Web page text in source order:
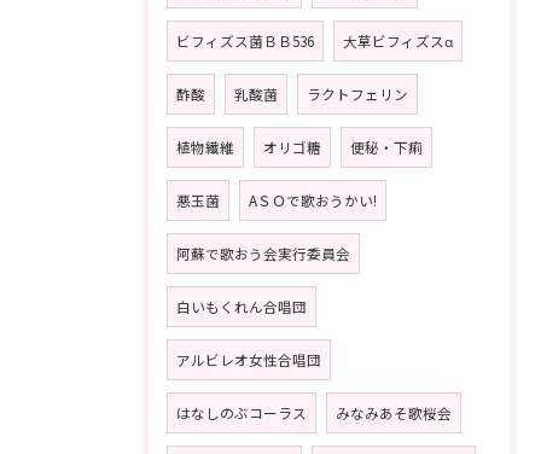
ビフィズス菌ＢＢ536 大草ビフィズスα
酢酸 乳酸菌 ラクトフェリン
植物繊維 オリゴ糖 便秘・下痢
悪玉菌 AＳＯで歌おうかい!
阿蘇で歌おう会実行委員会
白いもくれん合唱団
アルビレオ女性合唱団
はなしのぶコーラス みなみあそ歌桜会